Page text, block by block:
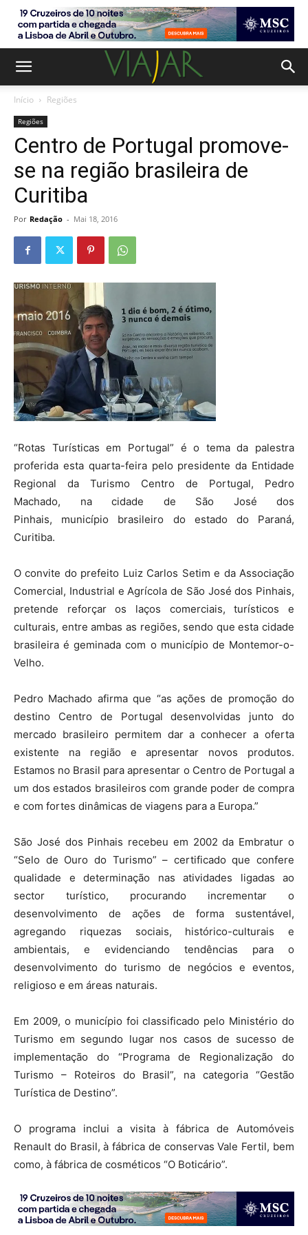
Início Regiões
Regiões
Centro de Portugal promove-
se na região brasileira de
Curitiba
Por Redação - Mai 18, 2016
“Rotas Turísticas em Portugal” é o tema da palestra
proferida esta quarta-feira pelo presidente da Entidade
Regional da Turismo Centro de Portugal, Pedro
Machado, na cidade de São José dos
Pinhais, município brasileiro do estado do Paraná,
Curitiba.
O convite do prefeito Luiz Carlos Setim e da Associação
Comercial, Industrial e Agrícola de São José dos Pinhais,
pretende reforçar os laços comerciais, turísticos e
culturais, entre ambas as regiões, sendo que esta cidade
brasileira é geminada com o município de Montemor-o-
Velho.
Pedro Machado afirma que “as ações de promoção do
destino Centro de Portugal desenvolvidas junto do
mercado brasileiro permitem dar a conhecer a oferta
existente na região e apresentar novos produtos.
Estamos no Brasil para apresentar o Centro de Portugal a
um dos estados brasileiros com grande poder de compra
e com fortes dinâmicas de viagens para a Europa.”
São José dos Pinhais recebeu em 2002 da Embratur o
“Selo de Ouro do Turismo” – certificado que confere
qualidade e determinação nas atividades ligadas ao
sector turístico, procurando incrementar o
desenvolvimento de ações de forma sustentável,
agregando riquezas sociais, histórico-culturais e
ambientais, e evidenciando tendências para o
desenvolvimento do turismo de negócios e eventos,
religioso e em áreas naturais.
Em 2009, o município foi classificado pelo Ministério do
Turismo em segundo lugar nos casos de sucesso de
implementação do “Programa de Regionalização do
Turismo – Roteiros do Brasil”, na categoria “Gestão
Turística de Destino”.
O programa inclui a visita à fábrica de Automóveis
Renault do Brasil, à fábrica de conservas Vale Fertil, bem
como, à fábrica de cosméticos “O Boticário”.